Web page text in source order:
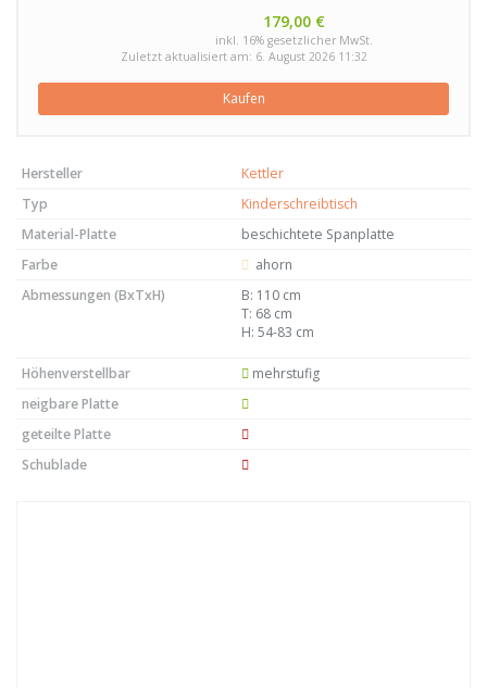
179,00 €
inkl. 16% gesetzlicher MwSt.
Zuletzt aktualisiert am: 6. August 2026 11:32
Kaufen
Hersteller
Kettler
Typ
Kinderschreibtisch
Material-Platte
beschichtete Spanplatte
Farbe
ahorn
Abmessungen (BxTxH)
B: 110 cm
T: 68 cm
H: 54-83 cm
Höhenverstellbar
mehrstufig
neigbare Platte
geteilte Platte
Schublade